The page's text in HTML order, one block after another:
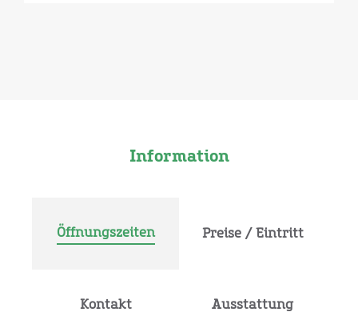
Information
Öffnungszeiten Preise / Eintritt
Kontakt Ausstattung